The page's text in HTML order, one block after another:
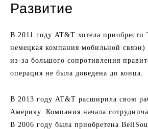
Развитие
В 2011 году AT&T хотела приобрести
немецкая компания мобильной
из-за большого сопротивления
операция не была доведена до конца.
В 2013 году AT&T расширила свою
Америку. Компания начала
В 2006 году была приобретена